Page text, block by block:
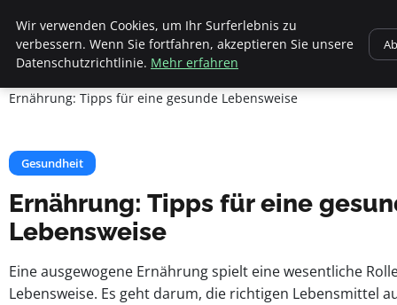
Apemania Shop
Ernährung: Tipps für eine gesunde Lebensweise
Gesundheit
Ernährung: Tipps für eine
Lebensweise
Eine ausgewogene Ernährung spielt eine wesentliche
Lebensweise. Es geht darum, die richtigen Lebensmittel
Wir verwenden Cookies, um Ihr Surferlebnis zu
verbessern. Wenn Sie fortfahren, akzeptieren Sie unsere
Datenschutzrichtlinie. Mehr erfahren